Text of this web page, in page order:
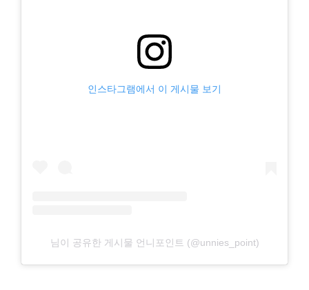
인스타그램에서 이 게시물 보기
님이 공유한 게시물 언니포인트 (@unnies_point)